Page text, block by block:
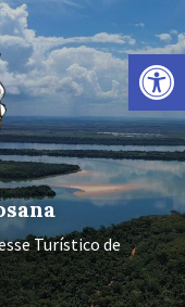
Barra de Ferramentas Aberta
Turístico de